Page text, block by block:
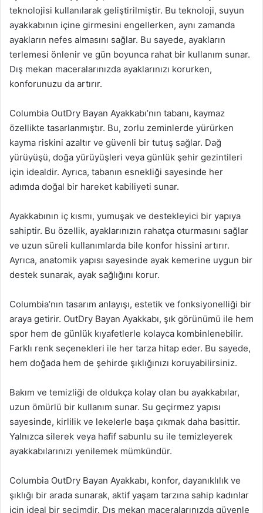
teknolojisi kullanılarak geliştirilmiştir. Bu teknoloji, suyun
ayakkabının içine girmesini engellerken, aynı zamanda
ayakların nefes almasını sağlar. Bu sayede, ayakların
terlemesi önlenir ve gün boyunca rahat bir kullanım sunar.
Dış mekan maceralarınızda ayaklarınızı korurken,
konforunuzu da artırır.
Columbia OutDry Bayan Ayakkabı’nın tabanı, kaymaz
özellikte tasarlanmıştır. Bu, zorlu zeminlerde yürürken
kayma riskini azaltır ve güvenli bir tutuş sağlar. Dağ
yürüyüşü, doğa yürüyüşleri veya günlük şehir gezintileri
için idealdir. Ayrıca, tabanın esnekliği sayesinde her
adımda doğal bir hareket kabiliyeti sunar.
Ayakkabının iç kısmı, yumuşak ve destekleyici bir yapıya
sahiptir. Bu özellik, ayaklarınızın rahatça oturmasını sağlar
ve uzun süreli kullanımlarda bile konfor hissini artırır.
Ayrıca, anatomik yapısı sayesinde ayak kemerine uygun bir
destek sunarak, ayak sağlığını korur.
Columbia’nın tasarım anlayışı, estetik ve fonksiyonelliği bir
araya getirir. OutDry Bayan Ayakkabı, şık görünümü ile hem
spor hem de günlük kıyafetlerle kolayca kombinlenebilir.
Farklı renk seçenekleri ile her tarza hitap eder. Bu sayede,
hem doğada hem de şehirde şıklığınızı koruyabilirsiniz.
Bakım ve temizliği de oldukça kolay olan bu ayakkabılar,
uzun ömürlü bir kullanım sunar. Su geçirmez yapısı
sayesinde, kirlilik ve lekelerle başa çıkmak daha basittir.
Yalnızca silerek veya hafif sabunlu su ile temizleyerek
ayakkabılarınızı yenilemek mümkündür.
Columbia OutDry Bayan Ayakkabı, konfor, dayanıklılık ve
şıklığı bir arada sunarak, aktif yaşam tarzına sahip kadınlar
için ideal bir seçimdir. Dış mekan maceralarınızda güvenle